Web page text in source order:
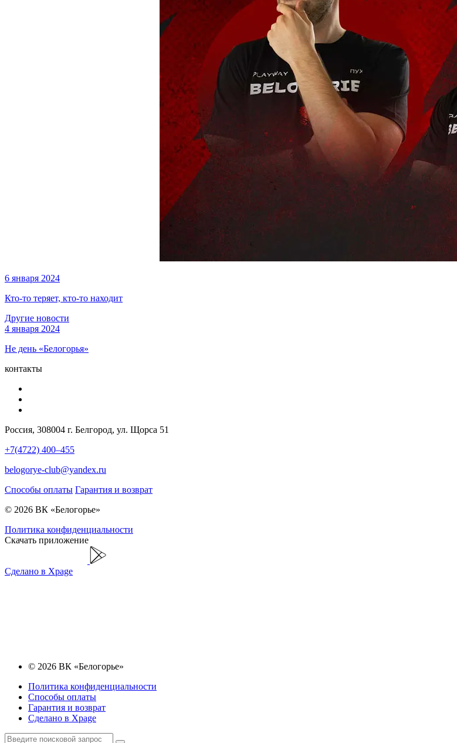
6 января 2024
Кто-то теряет, кто-то находит
Другие новости
4 января 2024
Не день «Белогорья»
контакты
Россия, 308004 г. Белгород, ул. Щорса 51
+7(4722) 400–455
belogorye-club@yandex.ru
Способы оплаты Гарантия и возврат
© 2026 ВК «Белогорье»
Политика конфиденциальности
Скачать приложение
Сделано в Xpage
© 2026 ВК «Белогорье»
Политика конфиденциальности
Способы оплаты
Гарантия и возврат
Сделано в Xpage